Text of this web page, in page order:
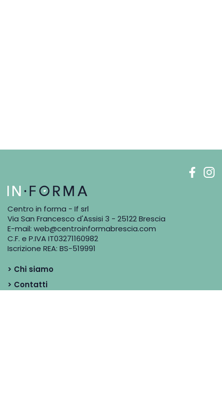
Centro in forma - If srl
Via San Francesco d'Assisi 3 - 25122 Brescia
E-mail: web@centroinformabrescia.com
C.F. e P.IVA IT03271160982
Iscrizione REA: BS-519991
> Chi siamo
> Contatti